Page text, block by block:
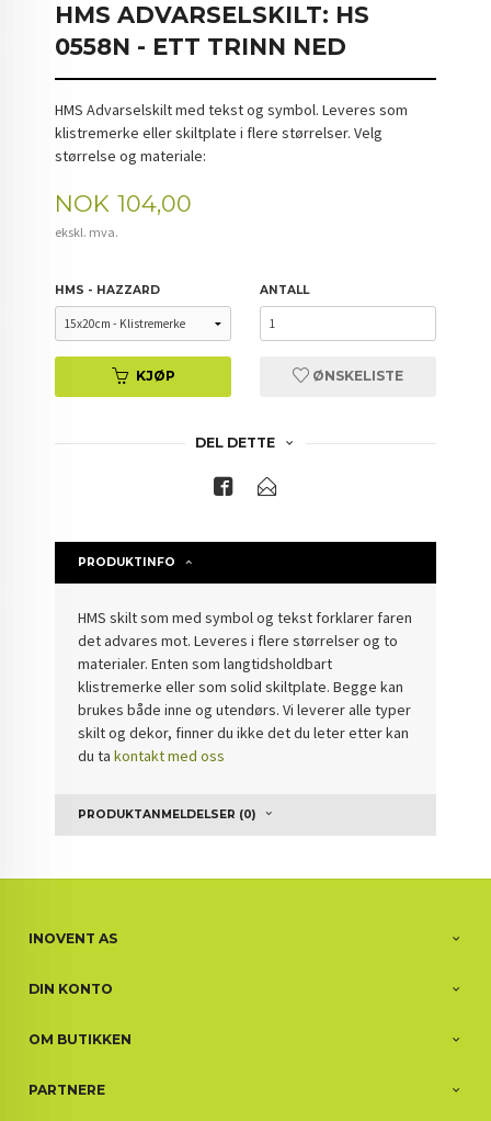
HMS ADVARSELSKILT: HS
0558N - ETT TRINN NED
HMS Advarselskilt med tekst og symbol. Leveres som
klistremerke eller skiltplate i flere størrelser. Velg
størrelse og materiale:
Pris
NOK 104,00
ekskl. mva.
HMS - HAZZARD ANTALL
KJØP ØNSKELISTE
DEL DETTE
PRODUKTINFO
HMS skilt som med symbol og tekst forklarer faren
det advares mot. Leveres i flere størrelser og to
materialer. Enten som langtidsholdbart
klistremerke eller som solid skiltplate. Begge kan
brukes både inne og utendørs. Vi leverer alle typer
skilt og dekor, finner du ikke det du leter etter kan
du ta kontakt med oss
PRODUKTANMELDELSER (0)
INOVENT AS
DIN KONTO
OM BUTIKKEN
PARTNERE